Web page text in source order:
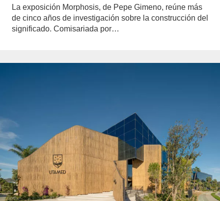
La exposición Morphosis, de Pepe Gimeno, reúne más
de cinco años de investigación sobre la construcción del
significado. Comisariada por…